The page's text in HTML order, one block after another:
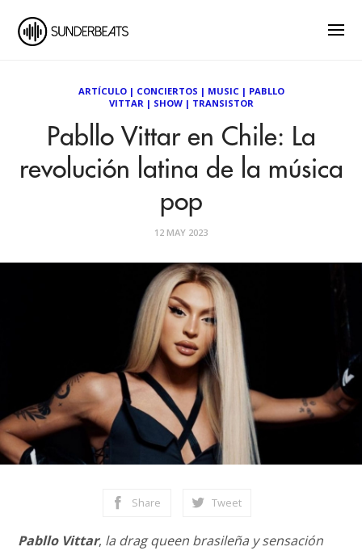
ARTÍCULO| CONCIERTOS | MUSIC| PABLLO
VITTAR| SHOW| TRANSISTOR
Pabllo Vittar en Chile: La
revolución latina de la música
pop
12 MAY 2023
Share Tweet
Pabllo Vittar, la drag queen brasileña y sensación